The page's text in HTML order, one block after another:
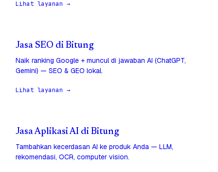
Lihat layanan →
Jasa SEO di Bitung
Naik ranking Google + muncul di jawaban AI (ChatGPT,
Gemini) — SEO & GEO lokal.
Lihat layanan →
Jasa Aplikasi AI di Bitung
Tambahkan kecerdasan AI ke produk Anda — LLM,
rekomendasi, OCR, computer vision.